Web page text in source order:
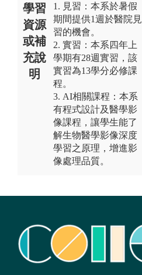
學習
資源
或補
充說
明
1. 見習：本系於暑假
期間提供1週於醫院見
習的機會。
2. 實習：本系四年上
學期有28週實習，該
實習為13學分必修課
程。
3. AI相關課程：本系
有程式設計及醫學影
像課程，讓學生能了
解生物醫學影像深度
學習之原理，增進影
像處理品質。